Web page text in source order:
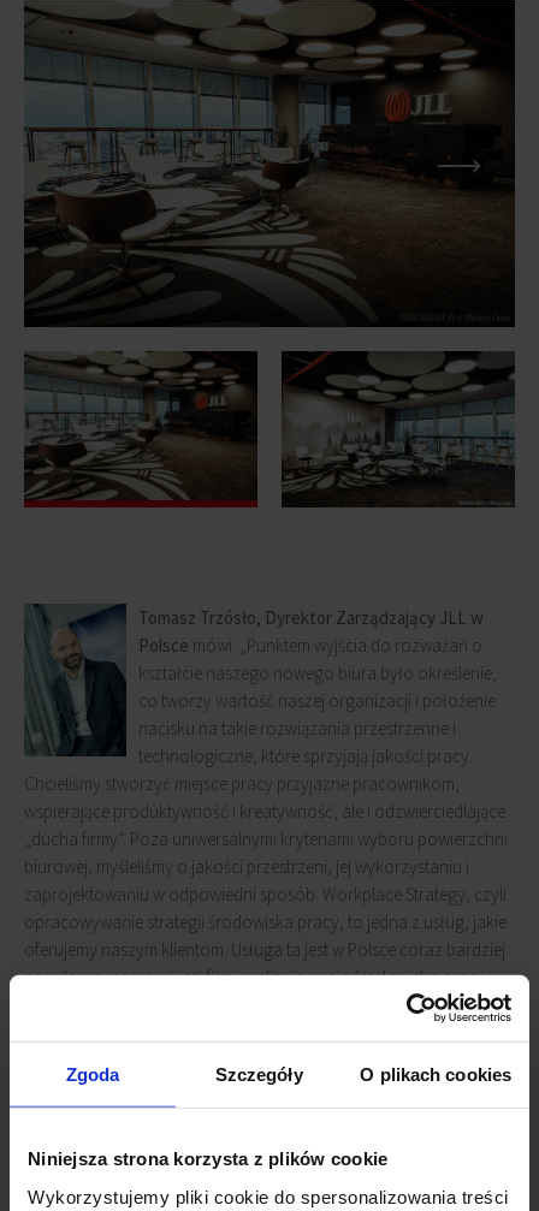
Zgoda Szczegóły O plikach cookies
Niniejsza strona korzysta z plików cookie
Wykorzystujemy pliki cookie do spersonalizowania treści
Tomasz Trzósło, Dyrektor Zarządzający JLL w
Polsce mówi: „Punktem wyjścia do rozważań o
kształcie naszego nowego biura było określenie,
co tworzy wartość naszej organizacji i położenie
nacisku na takie rozwiązania przestrzenne i
technologiczne, które sprzyjają jakości pracy.
Chcieliśmy stworzyć miejsce pracy przyjazne pracownikom,
wspierające produktywność i kreatywność, ale i odzwierciedlające
„ducha firmy”. Poza uniwersalnymi kryteriami wyboru powierzchni
biurowej, myśleliśmy o jakości przestrzeni, jej wykorzystaniu i
zaprojektowaniu w odpowiedni sposób. Workplace Strategy, czyli
opracowywanie strategii środowiska pracy, to jedna z usług, jakie
oferujemy naszym klientom. Usługa ta jest w Polsce coraz bardziej
popularna, coraz więcej firm analizuje swoje środowisko pracy i
odpowiednio modyfikuje wymagania. My zdecydowaliśmy się na
potrzeb pracowników, a jednocześnie poprawić komunikację,
produktywność i współpracę. Wierzę, że to się udało.”
środowiska pracy, obejmujący m.in. badania wykorzystania